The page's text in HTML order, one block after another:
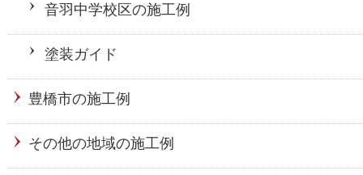
音羽中学校区の施工例
塗装ガイド
豊橋市の施工例
その他の地域の施工例